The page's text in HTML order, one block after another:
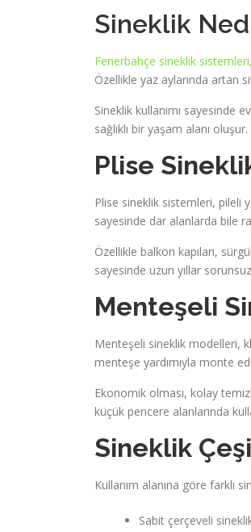
Sineklik
Fenerbahçe sineklik
Özellikle yaz aylarında artan
Sineklik kullanımı sayesinde
sağlıklı bir yaşam alanı
Plise
Plise sineklik sistemleri, pileli
sayesinde dar alanlarda bile
Özellikle balkon kapıları,
sayesinde uzun yıllar
Menteşeli
Menteşeli sineklik modelleri,
menteşe yardımıyla monte
Ekonomik olması, kolay
küçük pencere alanlarında
Sineklik
Kullanım alanına göre farklı
Sabit çerçeveli